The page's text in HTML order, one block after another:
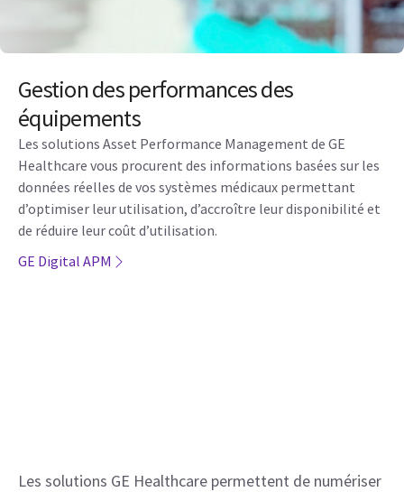
Gestion des performances des
équipements
Les solutions Asset Performance Management de GE
Healthcare vous procurent des informations basées sur les
données réelles de vos systèmes médicaux permettant
d’optimiser leur utilisation, d’accroître leur disponibilité et
de réduire leur coût d’utilisation.
GE Digital APM
Les solutions GE Healthcare permettent de numériser